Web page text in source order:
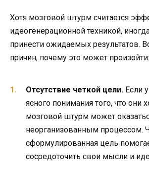
Хотя мозговой штурм считается
идеогенерационной техникой,
принести ожидаемых результатов.
причин, почему это может произойти:
Отсутствие четкой цели. Если
ясного понимания того, что они
мозговой штурм может
неорганизованным процессом.
сформулированная цель
сосредоточить свои мысли и